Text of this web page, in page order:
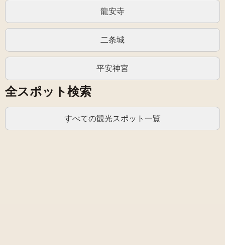
龍安寺
二条城
平安神宮
全スポット検索
すべての観光スポット一覧